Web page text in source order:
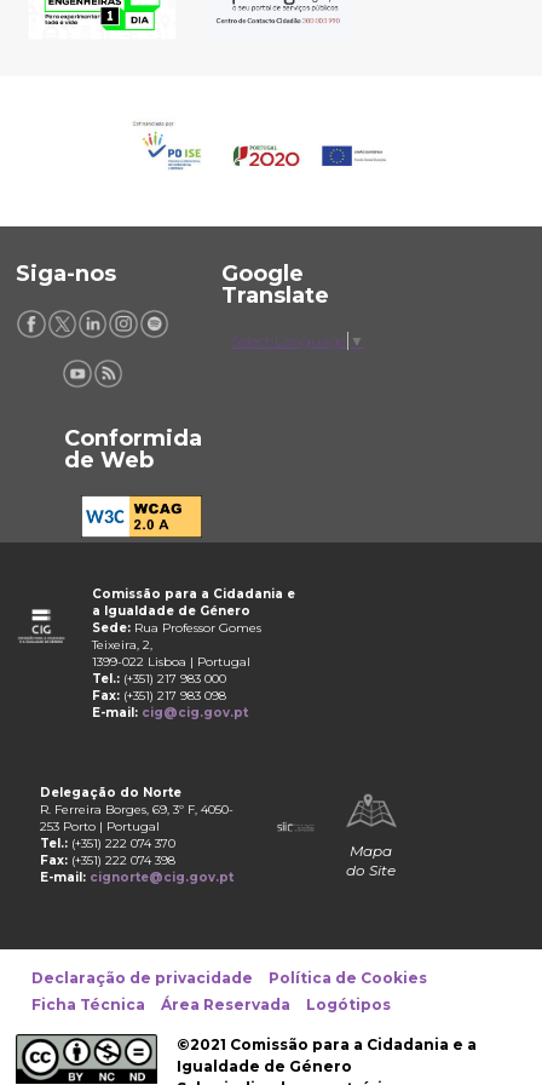
Siga-nos
Google
Translate
Select Language ▼
Conformida
de Web
Comissão para a Cidadania e
a Igualdade de Género
Sede: Rua Professor Gomes
Teixeira, 2,
1399-022 Lisboa | Portugal
Tel.: (+351) 217 983 000
Fax: (+351) 217 983 098
E-mail: cig@cig.gov.pt
Delegação do Norte
R. Ferreira Borges, 69, 3º F, 4050-
253 Porto | Portugal
Tel.: (+351) 222 074 370
Fax: (+351) 222 074 398
E-mail: cignorte@cig.gov.pt
Mapa
do Site
Declaração de privacidade
Política de Cookies
Ficha Técnica
Área Reservada Logótipos
©2021 Comissão para a Cidadania e a
Igualdade de Género